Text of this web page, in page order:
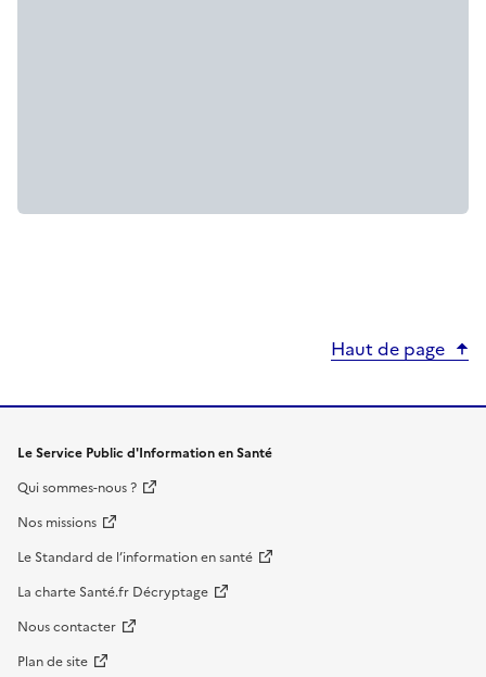
Haut de page
Le Service Public d'Information en Santé
Qui sommes-nous ?
Nos missions
Le Standard de l’information en santé
La charte Santé.fr Décryptage
Nous contacter
Plan de site